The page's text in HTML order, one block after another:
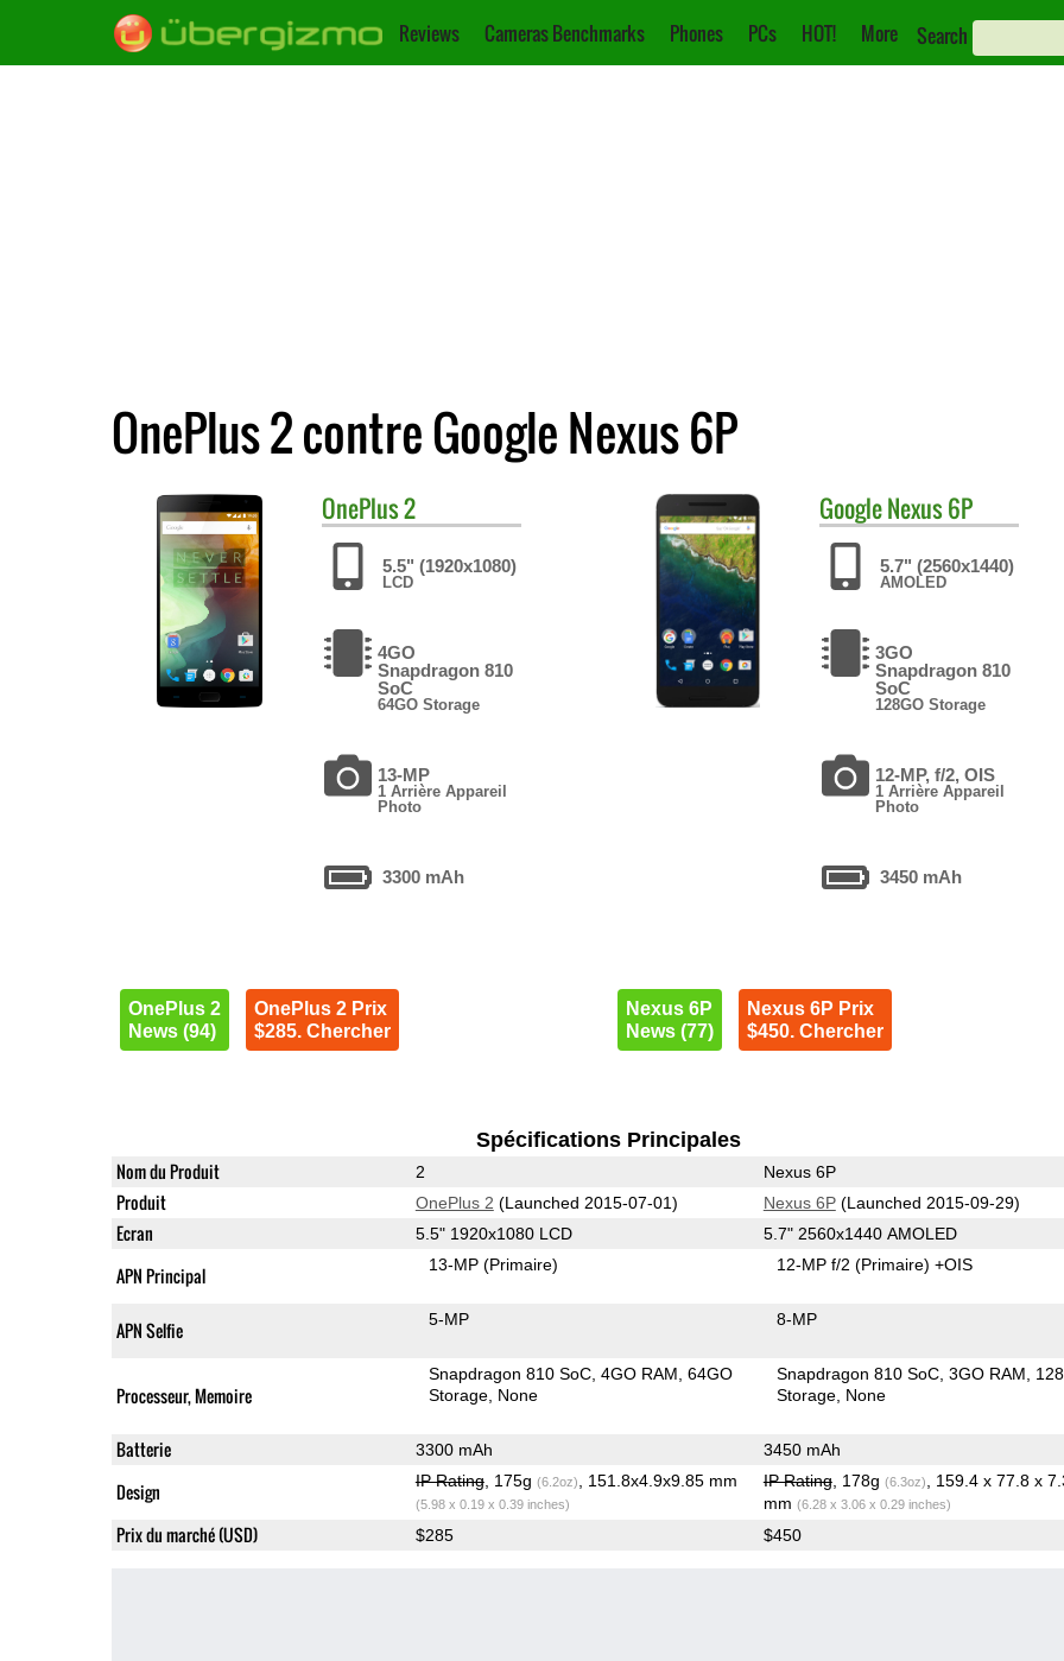
Reviews Cameras Benchmarks Phones PCs HOT! More Search
OnePlus 2 contre Google Nexus 6P
OnePlus2
5.5" (1920x1080)
LCD
4GO
Snapdragon 810
SoC
64GO Storage
13-MP
1 Arrière Appareil
Photo
3300 mAh
OnePlus 2
News (94)
OnePlus 2 Prix
$285. Chercher
GoogleNexus 6P
5.7" (2560x1440)
AMOLED
3GO
Snapdragon 810
SoC
128GO Storage
12-MP, f/2, OIS
1 Arrière Appareil
Photo
3450 mAh
Nexus 6P
News (77)
Nexus 6P Prix
$450. Chercher
Spécifications Principales
Nom du Produit 2 Nexus 6P
Produit OnePlus 2 (Launched 2015-07-01) Nexus 6P(Launched 2015-09-29)
Ecran 5.5" 1920x1080 LCD 5.7" 2560x1440 AMOLED
APN Principal 13-MP(Primaire) 12-MP f/2(Primaire) +OIS
APN Selfie 5-MP 8-MP
Processeur, Memoire
Snapdragon 810 SoC 4GO RAM 64GO
Storage None
Snapdragon 810 SoC 3GO RAM
Storage None
Batterie 3300 mAh 3450 mAh
Design IP Rating, 175g (6.2oz) , 151.8x4.9x9.85 mm
(5.98 x 0.19 x 0.39 inches)
IP Rating, 178g (6.3oz)
, 159.4 x 77.8 x
mm (6.28 x 3.06 x 0.29 inches)
Prix du marché (USD) $285 $450